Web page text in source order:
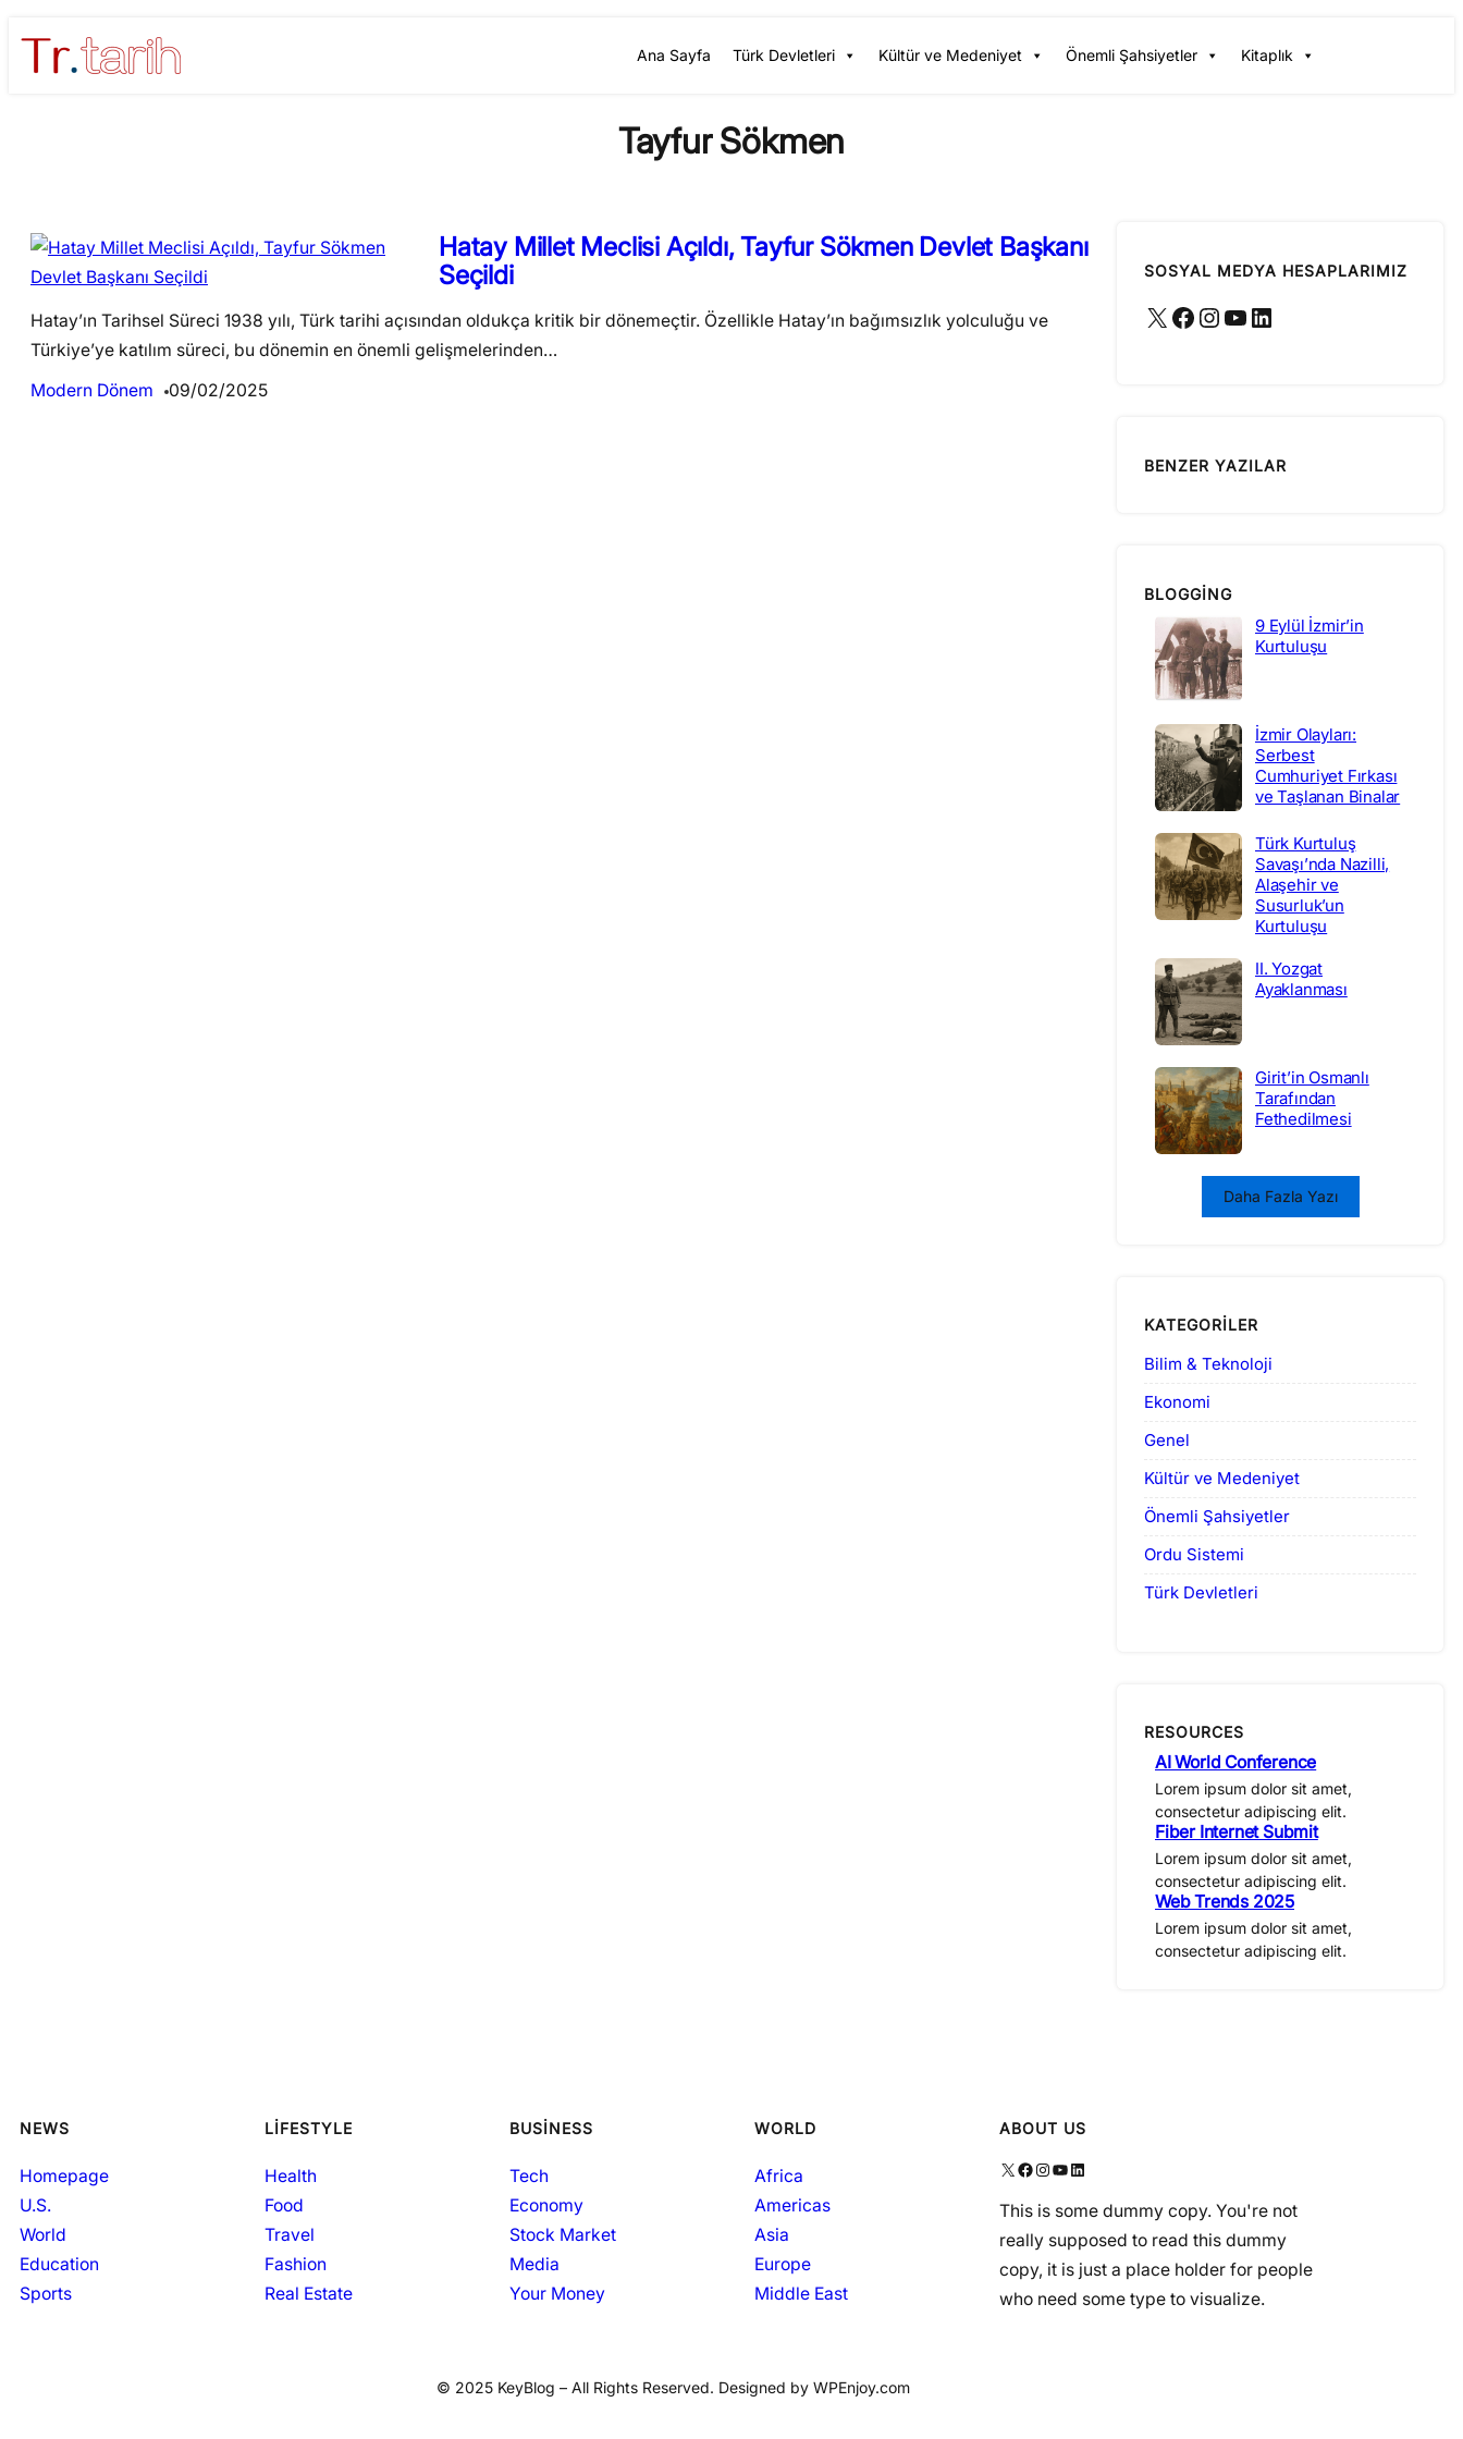
Ana Sayfa Türk Devletleri Kültür ve Medeniyet Önemli Şahsiyetler Kitaplık
Tayfur Sökmen
Hatay Millet Meclisi Açıldı, Tayfur Sökmen Devlet Başkanı
Seçildi
Hatay’ın Tarihsel Süreci 1938 yılı, Türk tarihi açısından oldukça kritik bir dönemeçtir. Özellikle Hatay’ın bağımsızlık yolculuğu ve
Türkiye’ye katılım süreci, bu dönemin en önemli gelişmelerinden…
Modern Dönem
09/02/2025
SOSYAL MEDYA HESAPLARIMIZ
X Facebook Instagram YouTube LinkedIn
BENZER YAZILAR
BLOGGING
9 Eylül İzmir’in
Kurtuluşu
İzmir Olayları:
Serbest
Cumhuriyet Fırkası
ve Taşlanan Binalar
Türk Kurtuluş
Savaşı’nda Nazilli,
Alaşehir ve
Susurluk’un
Kurtuluşu
II. Yozgat
Ayaklanması
Girit’in Osmanlı
Tarafından
Fethedilmesi
Daha Fazla Yazı
KATEGORILER
Bilim & Teknoloji
Ekonomi
Genel
Kültür ve Medeniyet
Önemli Şahsiyetler
Ordu Sistemi
Türk Devletleri
RESOURCES
AI World Conference
Lorem ipsum dolor sit amet,
consectetur adipiscing elit.
Fiber Internet Submit
Lorem ipsum dolor sit amet,
consectetur adipiscing elit.
Web Trends 2025
Lorem ipsum dolor sit amet,
consectetur adipiscing elit.
NEWS
Homepage
U.S.
World
Education
Sports
LIFESTYLE
Health
Food
Travel
Fashion
Real Estate
BUSINESS
Tech
Economy
Stock Market
Media
Your Money
WORLD
Africa
Americas
Asia
Europe
Middle East
ABOUT US
X Facebook Instagram YouTube LinkedIn
This is some dummy copy. You're not
really supposed to read this dummy
copy, it is just a place holder for people
who need some type to visualize.
© 2025 KeyBlog – All Rights Reserved. Designed by WPEnjoy.com